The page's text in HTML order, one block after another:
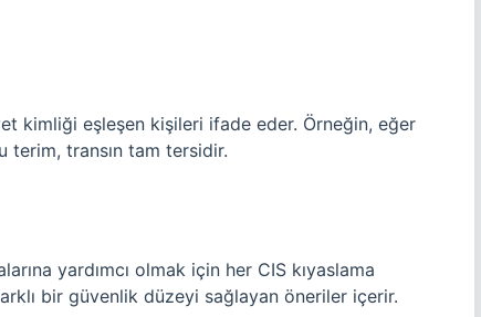
kimliği eşleşen kişileri ifade eder. Örneğin, eğer
terim, transın tam tersidir.
yardımcı olmak için her CIS kıyaslama
bir güvenlik düzeyi sağlayan öneriler içerir.